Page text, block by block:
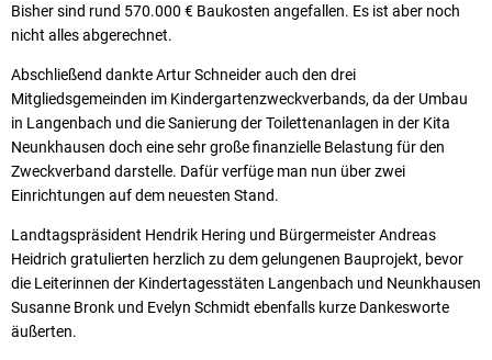
Bisher sind rund 570.000 € Baukosten angefallen. Es ist aber noch
nicht alles abgerechnet.
Abschließend dankte Artur Schneider auch den drei
Mitgliedsgemeinden im Kindergartenzweckverbands, da der Umbau
in Langenbach und die Sanierung der Toilettenanlagen in der Kita
Neunkhausen doch eine sehr große finanzielle Belastung für den
Zweckverband darstelle. Dafür verfüge man nun über zwei
Einrichtungen auf dem neuesten Stand.
Landtagspräsident Hendrik Hering und Bürgermeister Andreas
Heidrich gratulierten herzlich zu dem gelungenen Bauprojekt, bevor
die Leiterinnen der Kindertagesstäten Langenbach und Neunkhausen
Susanne Bronk und Evelyn Schmidt ebenfalls kurze Dankesworte
äußerten.